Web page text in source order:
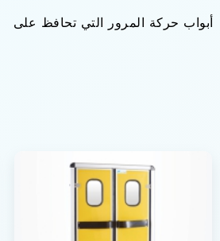
أبواب حركة المرور التي تحافظ على